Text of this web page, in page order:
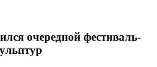
очередной фестиваль-